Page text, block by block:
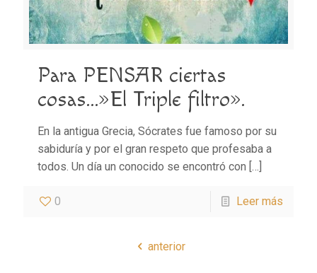
Para PENSAR ciertas
cosas…»El Triple filtro».
En la antigua Grecia, Sócrates fue famoso por su
sabiduría y por el gran respeto que profesaba a
todos. Un día un conocido se encontró con […]
0 Leer más
anterior